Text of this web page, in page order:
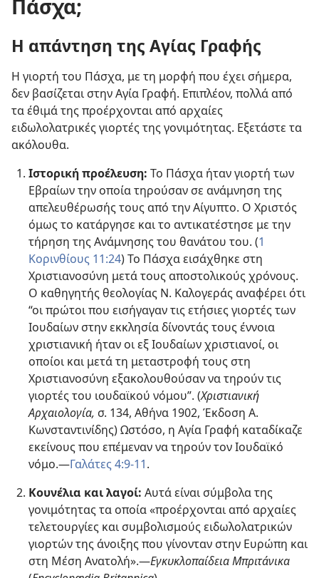
Πάσχα;
Η απάντηση της Αγίας Γραφής
Η γιορτή του Πάσχα, με τη μορφή που έχει σήμερα,
δεν βασίζεται στην Αγία Γραφή. Επιπλέον, πολλά από
τα έθιμά της προέρχονται από αρχαίες
ειδωλολατρικές γιορτές της γονιμότητας. Εξετάστε τα
ακόλουθα.
Ιστορική προέλευση: Το Πάσχα ήταν γιορτή των
Εβραίων την οποία τηρούσαν σε ανάμνηση της
απελευθέρωσής τους από την Αίγυπτο. Ο Χριστός
όμως το κατάργησε και το αντικατέστησε με την
τήρηση της Ανάμνησης του θανάτου του. (1
Κορινθίους 11:24) Το Πάσχα εισάχθηκε στη
Χριστιανοσύνη μετά τους αποστολικούς χρόνους.
Ο καθηγητής θεολογίας Ν. Καλογεράς αναφέρει ότι
“οι πρώτοι που εισήγαγαν τις ετήσιες γιορτές των
Ιουδαίων στην εκκλησία δίνοντάς τους έννοια
χριστιανική ήταν οι εξ Ιουδαίων χριστιανοί, οι
οποίοι και μετά τη μεταστροφή τους στη
Χριστιανοσύνη εξακολουθούσαν να τηρούν τις
γιορτές του ιουδαϊκού νόμου”. (Χριστιανική
Αρχαιολογία, σ. 134, Αθήνα 1902, Έκδοση Α.
Κωνσταντινίδης) Ωστόσο, η Αγία Γραφή καταδίκαζε
εκείνους που επέμεναν να τηρούν τον Ιουδαϊκό
νόμο.—Γαλάτες 4:9-11.
Κουνέλια και λαγοί: Αυτά είναι σύμβολα της
γονιμότητας τα οποία «προέρχονται από αρχαίες
τελετουργίες και συμβολισμούς ειδωλολατρικών
γιορτών της άνοιξης που γίνονταν στην Ευρώπη και
στη Μέση Ανατολή».—Εγκυκλοπαίδεια Μπριτάνικα